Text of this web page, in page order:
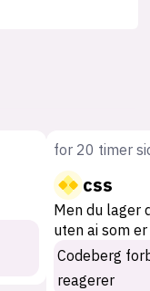
for 20 timer
css
Men du lager
uten ai som
Codeberg
reagerer